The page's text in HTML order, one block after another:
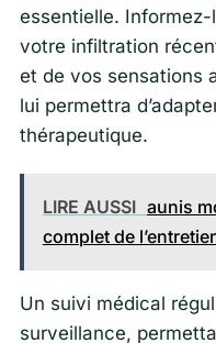
essentielle.
votre infiltration
et de vos sensations
lui permettra
thérapeutique.
LIRE AUSSI aunis
complet de
Un suivi médical
surveillance,